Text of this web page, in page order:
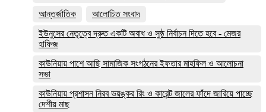
আন্তর্জাতিক
আলোচিত সংবাদ
ইউনুসের নেতৃত্বে দ্রুত একটি অবাধ ও সুষ্ঠ নির্বাচন দিতে হবে - মেজর
হাফিজ
কাউনিয়ায় পাশে আছি সামাজিক সংগঠনের ইফতার মাহফিল ও আলোচনা
সভা
কাউনিয়ায় প্রশাসন নিরব ভয়ঙ্কর রিং ও কারেন্ট জালের ফাঁদে জারিয়ে পাচ্ছে
দেশীয় মাছ